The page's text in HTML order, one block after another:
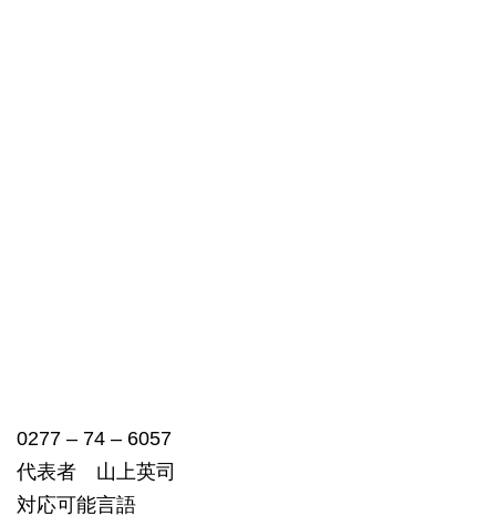
0277 – 74 – 6057
代表者 山上英司
対応可能言語